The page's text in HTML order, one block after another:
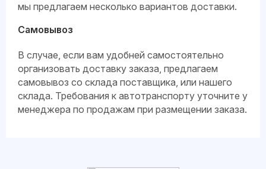
мы предлагаем несколько вариантов доставки.
Самовывоз
В случае, если вам удобней самостоятельно
организовать доставку заказа, предлагаем
самовывоз со склада поставщика, или нашего
склада. Требования к автотранспорту уточните у
менеджера по продажам при размещении заказа.